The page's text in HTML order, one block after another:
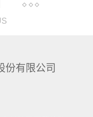
份有限公司